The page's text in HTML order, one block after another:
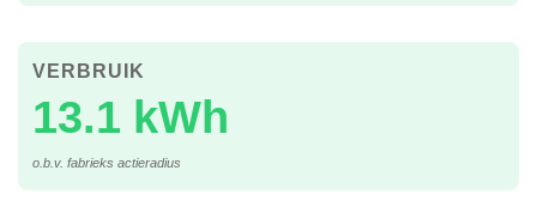
13.1 kWh
VERBRUIK
o.b.v. fabrieks actieradius